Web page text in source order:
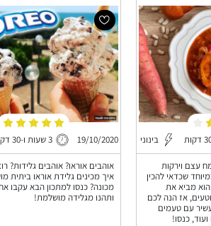
בינוני
עצם וירקות
שכדאי להכין
הוא מביא את
אז הנה לכם
עם טעמים
כנסו!
19/10/2020 3 שעות ו-30 דקות
אוהבים אוראו? אוהבים גלידות?
איך מכינים גלידת אוראו ביתית
מכונה? כנסו למתכון הבא עקבו
ותהנו מגלידה מושלמת!